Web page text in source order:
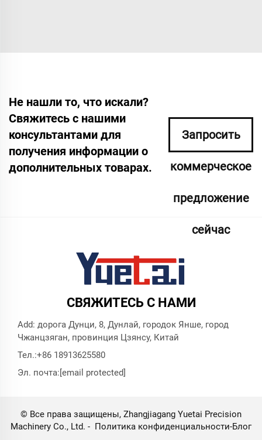
Не нашли то, что искали?
Свяжитесь с нашими
консультантами для
получения информации о
дополнительных товарах.
Запросить
коммерческое
предложение
сейчас
СВЯЖИТЕСЬ С НАМИ
Add: дорога Дунци, 8, Дунлай, городок Янше, город
Чжанцзяган, провинция Цзянсу, Китай
Тел.:+86 18913625580
Эл. почта: [email protected]
© Все права защищены, Zhangjiagang Yuetai Precision
Machinery Co., Ltd. - Политика конфиденциальности-Блог